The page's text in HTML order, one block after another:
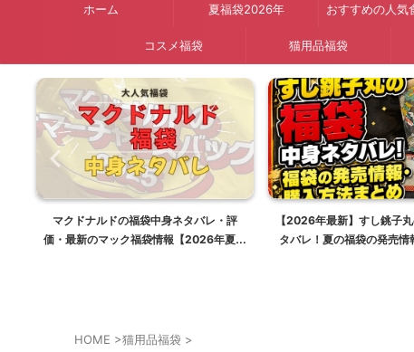
ホーム 夏福袋2026年 おすすめの人気
コスメ福袋 猫用品福袋
マクドナルドの福袋中身ネタバレ・評
価・最新のマック福袋情報【2026年夏は
【2026年最新】すし銚子
タバレ！夏の福袋の発売情
HOME >猫用品福袋 >